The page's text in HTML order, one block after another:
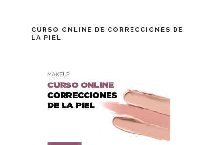
CURSO ONLINE DE CORRECCIONES DE
LA PIEL